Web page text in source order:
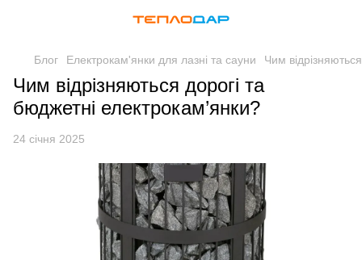
Блог Електрокам'янки для лазні та сауни Чим
Чим відрізняються дорогі та
бюджетні електрокам’янки?
24 січня 2025